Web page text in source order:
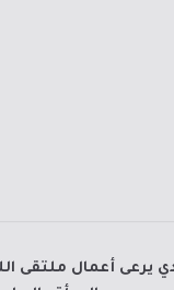
يرعى أعمال ملتقى